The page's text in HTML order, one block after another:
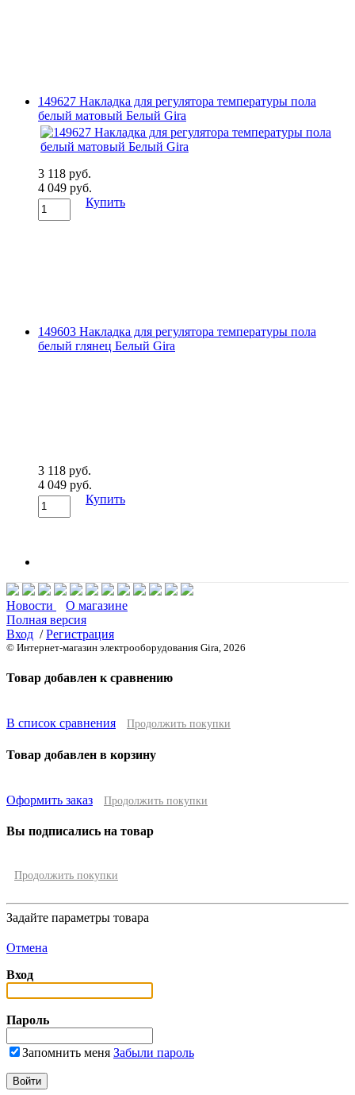
149627 Накладка для регулятора температуры пола
белый матовый Белый Gira
3 118 руб.
4 049 руб.
Купить
149603 Накладка для регулятора температуры пола
белый глянец Белый Gira
3 118 руб.
4 049 руб.
Купить
Новости
О магазине
Полная версия
Вход /Регистрация
© Интернет-магазин электрооборудования Gira, 2026
Товар добавлен к сравнению
В список сравнения Продолжить покупки
Товар добавлен в корзину
Оформить заказ Продолжить покупки
Вы подписались на товар
Продолжить покупки
Задайте параметры товара
Отмена
Вход
Пароль
Запомнить меня Забыли пароль